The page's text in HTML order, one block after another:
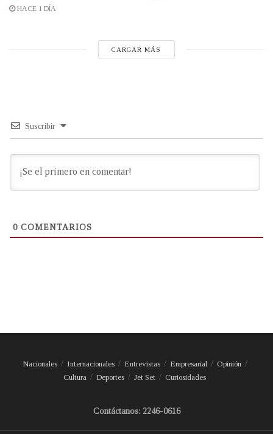
HACE 1 DÍA
CARGAR MÁS
Suscribir
0 COMENTARIOS
Nacionales Internacionales Entrevistas Empresarial
Opinión
Cultura
Deportes Jet Set Curiosidades
Contáctanos: 2246-0616